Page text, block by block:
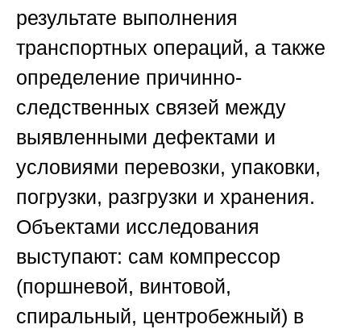
результате выполнения
транспортных операций, а также
определение причинно-
следственных связей между
выявленными дефектами и
условиями перевозки, упаковки,
погрузки, разгрузки и хранения.
Объектами исследования
выступают: сам компрессор
(поршневой, винтовой,
спиральный, центробежный) в